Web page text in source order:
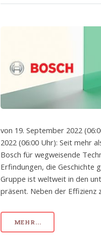
von 19. September 2022
2022 (06:00 Uhr): Seit mehr
Bosch für wegweisende
Erfindungen, die Geschichte
Gruppe ist weltweit in den
präsent. Neben der Effizienz
MEHR...